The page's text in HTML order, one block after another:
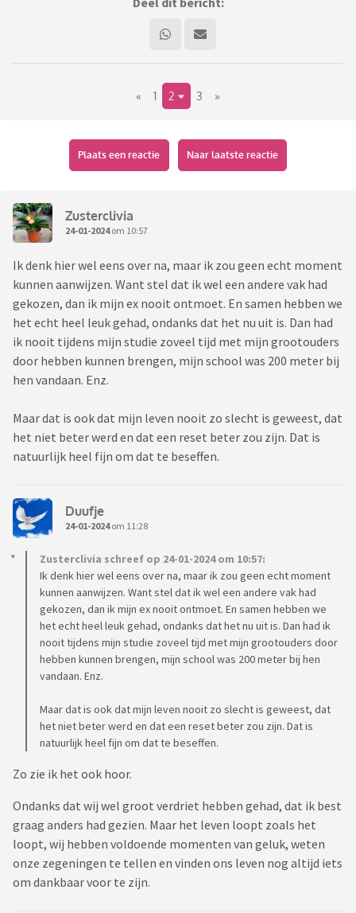
« 1 2 3 »
Plaats een reactie Naar laatste reactie
Zusterclivia
24-01-2024om 10:57
Ik denk hier wel eens over na, maar ik zou geen echt moment
kunnen aanwijzen. Want stel dat ik wel een andere vak had
gekozen, dan ik mijn ex nooit ontmoet. En samen hebben we
het echt heel leuk gehad, ondanks dat het nu uit is. Dan had
ik nooit tijdens mijn studie zoveel tijd met mijn grootouders
door hebben kunnen brengen, mijn school was 200 meter bij
hen vandaan. Enz.
Maar dat is ook dat mijn leven nooit zo slecht is geweest, dat
het niet beter werd en dat een reset beter zou zijn. Dat is
natuurlijk heel fijn om dat te beseffen.
Duufje
24-01-2024om 11:28
Zusterclivia schreef op 24-01-2024 om 10:57:
Ik denk hier wel eens over na, maar ik zou geen echt moment
kunnen aanwijzen. Want stel dat ik wel een andere vak had
gekozen, dan ik mijn ex nooit ontmoet. En samen hebben we
het echt heel leuk gehad, ondanks dat het nu uit is. Dan had ik
nooit tijdens mijn studie zoveel tijd met mijn grootouders door
hebben kunnen brengen, mijn school was 200 meter bij hen
vandaan. Enz.
Maar dat is ook dat mijn leven nooit zo slecht is geweest, dat
het niet beter werd en dat een reset beter zou zijn. Dat is
natuurlijk heel fijn om dat te beseffen.
Zo zie ik het ook hoor.
Ondanks dat wij wel groot verdriet hebben gehad, dat ik best
graag anders had gezien. Maar het leven loopt zoals het
loopt, wij hebben voldoende momenten van geluk, weten
onze zegeningen te tellen en vinden ons leven nog altijd iets
om dankbaar voor te zijn.